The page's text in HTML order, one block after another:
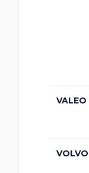
VALEO
VOLVO